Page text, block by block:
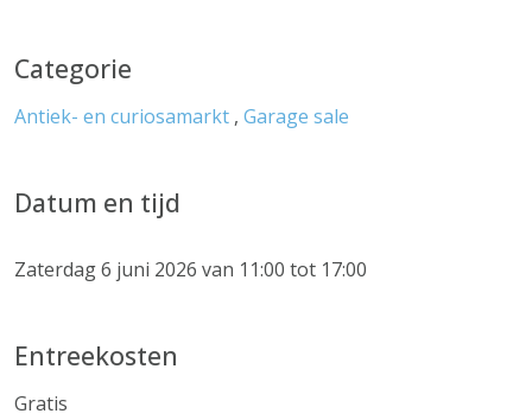
Categorie
Antiek- en curiosamarkt , Garage sale
Datum en tijd
Zaterdag 6 juni 2026 van 11:00 tot 17:00
Entreekosten
Gratis